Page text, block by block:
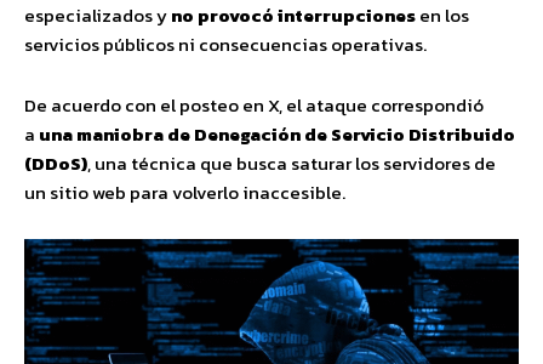
especializados yno provocó interrupcionesen los
servicios públicos ni consecuencias operativas.
De acuerdo con el posteo en X, el ataque correspondió
a una maniobra de Denegación de Servicio Distribuido
(DDoS), una técnica que busca saturar los servidores de
un sitio web para volverlo inaccesible.